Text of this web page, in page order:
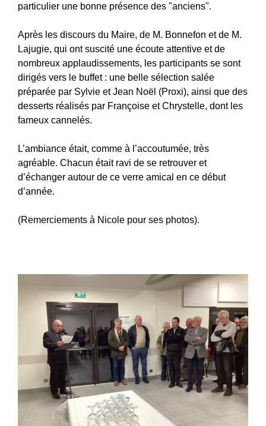
particulier une bonne présence des "anciens".
Après les discours du Maire, de M. Bonnefon et de M.
Lajugie, qui ont suscité une écoute attentive et de
nombreux applaudissements, les participants se sont
dirigés vers le buffet : une belle sélection salée
préparée par Sylvie et Jean Noël (Proxi), ainsi que des
desserts réalisés par Françoise et Chrystelle, dont les
fameux cannelés.
L’ambiance était, comme à l’accoutumée, très
agréable. Chacun était ravi de se retrouver et
d’échanger autour de ce verre amical en ce début
d’année.
(Remerciements à Nicole pour ses photos).